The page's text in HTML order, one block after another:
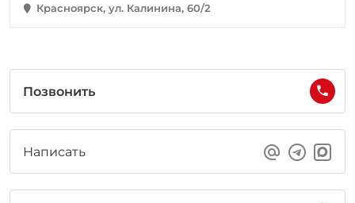
Красноярск, ул. Калинина, 60/2
Позвонить
Написать